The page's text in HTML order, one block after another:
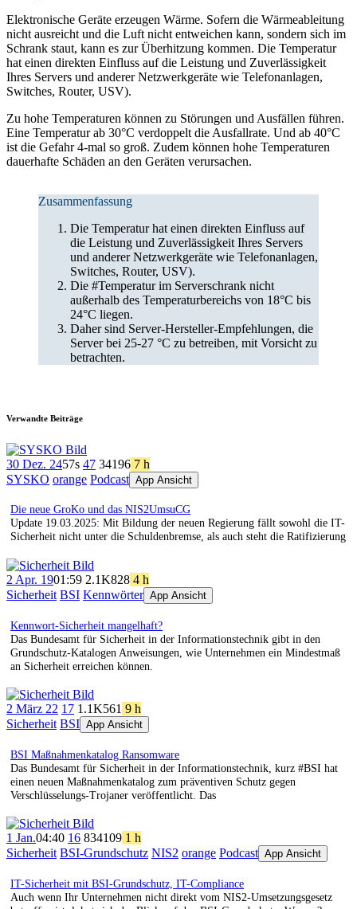
Elektronische Geräte erzeugen Wärme. Sofern die Wärmeableitung
nicht ausreicht und die Luft nicht entweichen kann, sondern sich im
Schrank staut, kann es zur Überhitzung kommen. Die Temperatur
hat einen direkten Einfluss auf die Leistung und Zuverlässigkeit
Ihres Servers und anderer Netzwerkgeräte wie Telefonanlagen,
Switches, Router, USV).
Zu hohe Temperaturen können zu Störungen und Ausfällen führen.
Eine Temperatur ab 30°C verdoppelt die Ausfallrate. Und ab 40°C
ist die Gefahr 4-mal so groß. Zudem können hohe Temperaturen
dauerhafte Schäden an den Geräten verursachen.
Zusammenfassung
Die Temperatur hat einen direkten Einfluss auf
die Leistung und Zuverlässigkeit Ihres Servers
und anderer Netzwerkgeräte wie Telefonanlagen,
Switches, Router, USV).
Die #Temperatur im Serverschrank nicht
außerhalb des Temperaturbereichs von 18°C bis
24°C liegen.
Daher sind Server-Hersteller-Empfehlungen, die
Server bei 25-27 °C zu betreiben, mit Vorsicht zu
betrachten.
Verwandte Beiträge
30 Dez. 2457s 47 34196 7 h
SYSKO orange Podcast App Ansicht
Die neue GroKo und das NIS2UmsuCG
Update 19.03.2025: Mit Bildung der neuen Regierung fällt sowohl die IT-
Sicherheit nicht unter die Schuldenbremse, als auch steht die Ratifizierung
2 Apr. 1901:59 2.1K828 4 h
Sicherheit BSI Kennwörter App Ansicht
Kennwort-Sicherheit mangelhaft?
Das Bundesamt für Sicherheit in der Informationstechnik gibt in den
Grundschutz-Katalogen Anweisungen, wie Unternehmen ein Mindestmaß
an Sicherheit erreichen können.
2 März 22 17 1.1K561 9 h
Sicherheit BSI App Ansicht
BSI Maßnahmenkatalog Ransomware
Das Bundesamt für Sicherheit in der Informationstechnik, kurz #BSI hat
einen neuen Maßnahmenkatalog zum präventiven Schutz gegen
Verschlüsselungs-Trojaner veröffentlicht. Das
1 Jan.04:40 16 834109 1 h
Sicherheit BSI-Grundschutz NIS2 orange Podcast App Ansicht
IT-Sicherheit mit BSI-Grundschutz, IT-Compliance
Auch wenn Ihr Unternehmen nicht direkt vom NIS2-Umsetzungsgesetz